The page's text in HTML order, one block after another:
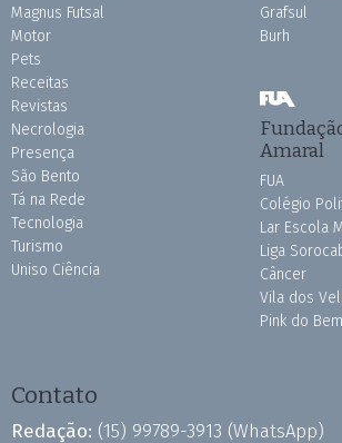
Magnus Futsal
Motor
Pets
Receitas
Revistas
Necrologia
Presença
São Bento
Tá na Rede
Tecnologia
Turismo
Uniso Ciência
Grafsul
Burh
Amaral
FUA
Colégio
Lar Escola
Liga
Câncer
Vila dos
Pink do
Contato
Redação: (15) 99789-3913 (WhatsApp)